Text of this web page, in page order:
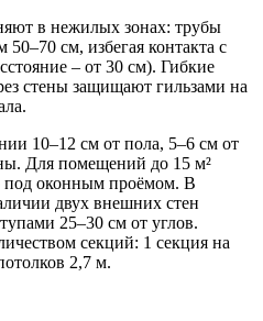
в нежилых зонах: трубы
см, избегая контакта с
– от 30 см). Гибкие
стены защищают гильзами на
10–12 см от пола, 5–6 см от
Для помещений до 15 м²
под оконным проёмом. В
двух внешних стен
25–30 см от углов.
секций: 1 секция на
2,7 м.